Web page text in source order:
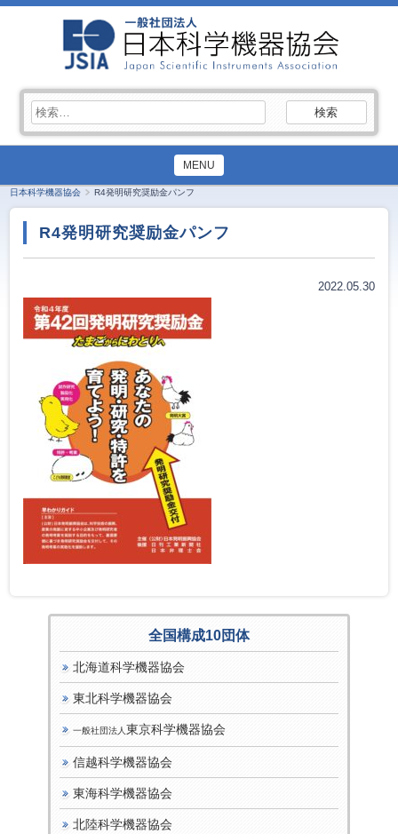
索:
MENU
日本科学機器協会 R4発明研究奨励金パンフ
R4発明研究奨励金パンフ
2022.05.30
全国構成10団体
北海道科学機器協会
東北科学機器協会
一般社団法人 東京科学機器協会
信越科学機器協会
東海科学機器協会
北陸科学機器協会